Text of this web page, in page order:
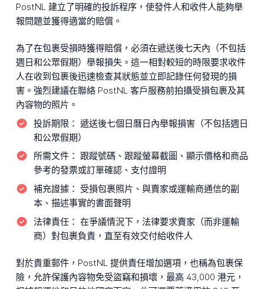
PostNL 建立了明確的投訴程序，使發件人和收件人能夠舉
報問題並獲得適當的賠償。
為了在包裹受損時獲得賠償，必須在遞送後七天內（不包括
週日和公眾假期）舉報損失。這一相對較短的時限要求收件
人在收到包裹後迅速檢查其狀態並立即記錄任何發現的損
害。強烈建議在聯絡 PostNL 客戶服務前拍攝受損包裹及其
內容物的照片。
投訴期限： 遞送後七個日曆日內舉報損害（不包括週日
和公眾假期）
所需文件： 跟蹤號碼、跟蹤螢幕截圖、顯示價格和商品
參考的發票或訂單確認、支付證明
補充證據： 受損包裹照片、與賣家或運輸商通信的副
本、描述事實的書面聲明
法律責任： 在爭議情況下，法律要求賣家（而非運輸
商）對包裹負責，直至有效交付給收件人
對於貴重郵件，PostNL 提供責任增加選項，也稱為包裹保
險，允許保護內容物免受盜竊和損壞，最高 43,000 港元，